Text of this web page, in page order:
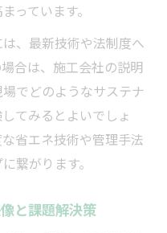
っています。
、最新技術や法制度へ
合は、施工会社の説明
でどのようなサステナ
てみるとよいでしょ
省エネ技術や管理手法
繋がります。
と課題解決策